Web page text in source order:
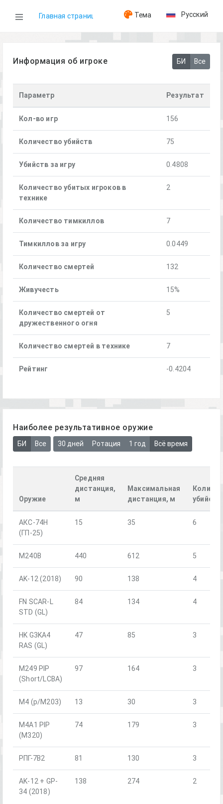
Главная страница Тема Русский
Информация об игроке БИ Все
Параметр Результат
Кол-во игр 156
Количество убийств 75
Убийств за игру 0.4808
Количество убитых игроков в
технике
2
Количество тимкиллов 7
Тимкиллов за игру 0.0449
Количество смертей 132
Живучесть 15%
Количество смертей от
дружественного огня
5
Количество смертей в технике 7
Рейтинг -0.4204
Наиболее результативное оружие
БИ Все 30 дней Ротация 1 год Всё время
Оружие
Средняя
дистанция,
м
Максимальная
дистанция, м
убийств
АКС-74Н
(ГП-25)
15 35 6
M240B 440 612 5
AK-12 (2018) 90 138 4
FN SCAR-L
STD (GL)
84 134 4
HK G3KA4
RAS (GL)
47 85 3
M249 PIP
(Short/LCBA)
97 164 3
М4 (р/М203) 13 30 3
М4А1 PIP
(М320)
74 179 3
РПГ-7В2 81 130 3
AK-12 + GP-
34 (2018)
138 274 2